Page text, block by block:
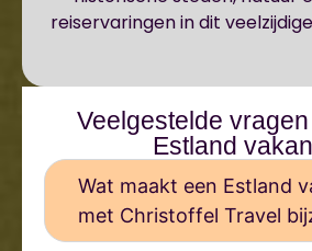
reiservaringen in dit
Veelgestelde
Estland
Wat maakt een Estland
met Christoffel Travel